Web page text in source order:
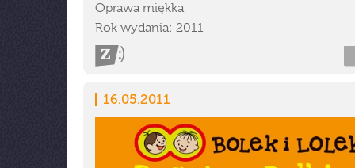
Oprawa miękka
Rok wydania: 2011
16.05.2011